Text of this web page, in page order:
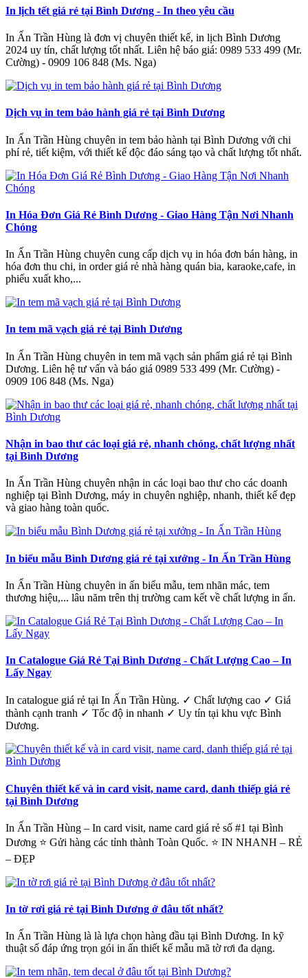
In lịch tết giá rẻ tại Bình Dương - In theo yêu cầu
In Ấn Trần Hùng là đơn vị chuyên thiết kế, in lịch Bình Dương
2024 uy tín, chất lượng tốt nhất. Liên hệ báo giá: 0989 533 499 (Mr.
Cường) - 0909 106 848 (Ms. Nga)
Dịch vụ in tem bảo hành giá rẻ tại Bình Dương
In Ấn Trần Hùng chuyên in tem bảo hành tại Bình Dương với chi
phí rẻ, tiết kiệm, với thiết kế độc đáo sáng tạo và chất lượng tốt nhất.
In Hóa Đơn Giá Rẻ Bình Dương - Giao Hàng Tận Nơi Nhanh
Chóng
In Ấn Trần Hùng chuyên cung cấp dịch vụ in hóa đơn bán hàng, in
hóa đơn thu chi, in order giá rẻ nhà hàng quán bia, karaoke,cafe, in
phiếu xuất kho,...
In tem mã vạch giá rẻ tại Bình Dương
In Ấn Trần Hùng chuyên in tem mã vạch sản phẩm giá rẻ tại Bình
Dương. Liên hệ tư vấn và báo giá 0989 533 499 (Mr. Cường) -
0909 106 848 (Ms. Nga)
Nhận in bao thư các loại giá rẻ, nhanh chóng, chất lượng nhất
tại Bình Dương
In Ấn Trần Hùng chuyên nhận in các loại bao thư cho các doanh
nghiệp tại Bình Dương, máy in chuyên nghiệp, nhanh, thiết kế đẹp
và giao hàng toàn quốc.
In biểu mẫu Bình Dương giá rẻ tại xưởng - In Ấn Trần Hùng
In Ấn Trần Hùng chuyên in ấn biểu mẫu, tem nhãn mác, tem
thương hiệu,... lâu năm trên thị trường cam kết về chất lượng in ấn.
In Catalogue Giá Rẻ Tại Bình Dương - Chất Lượng Cao – In
Lấy Ngay
In catalogue giá rẻ tại In Ấn Trần Hùng. ✓ Chất lượng cao ✓ Giá
thành cạnh tranh ✓ Tốc độ in nhanh ✓ Uy tín tại khu vực Bình
Dương.
Chuyên thiết kế và in card visit, name card, danh thiếp giá rẻ
tại Bình Dương
In Ấn Trần Hùng – In card visit, name card giá rẻ số #1 tại Bình
Dương ⭐ Gửi hàng các tỉnh thành Toàn Quốc. ⭐ IN NHANH – RẺ
– ĐẸP
In tờ rơi giá rẻ tại Bình Dương ở đâu tốt nhất?
In Ấn Trần Hùng là là lựa chọn hàng đầu tại Bình Dương. In kỹ
thuật số đáp ứng trọn gói in ấn thiết kế mẫu mã tờ rơi đa dạng.